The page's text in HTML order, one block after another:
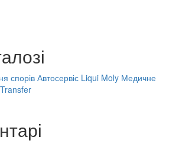
спорів Автосервіс Liqui Moly Медичне